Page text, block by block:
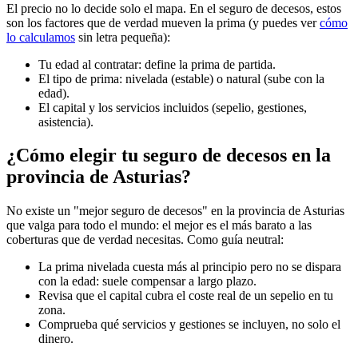
El precio no lo decide solo el mapa. En el seguro de decesos, estos
son los factores que de verdad mueven la prima (y puedes vercómo
lo calculamos sin letra pequeña):
Tu edad al contratar: define la prima de partida.
El tipo de prima: nivelada (estable) o natural (sube con la
edad).
El capital y los servicios incluidos (sepelio, gestiones,
asistencia).
¿Cómo elegir tu seguro de decesos en la
provincia de Asturias?
No existe un "mejor seguro de decesos" en la provincia de Asturias
que valga para todo el mundo: el mejor es el más barato a las
coberturas que de verdad necesitas. Como guía neutral:
La prima nivelada cuesta más al principio pero no se dispara
con la edad: suele compensar a largo plazo.
Revisa que el capital cubra el coste real de un sepelio en tu
zona.
Comprueba qué servicios y gestiones se incluyen, no solo el
dinero.